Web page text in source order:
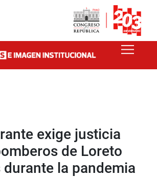
exige justicia
de Loreto
la pandemia